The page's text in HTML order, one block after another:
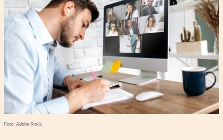
Foto: Adobe Stock